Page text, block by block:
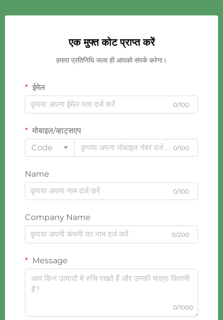
एक मुफ्त कोट प्राप्त करें
हमारा प्रतिनिधि जल्द ही आपको संपर्क करेगा।
ईमेल
0/100
मोबाइल/व्हाट्सएप
Code
0/100
Name
0/100
Company Name
0/200
Message
0/1000